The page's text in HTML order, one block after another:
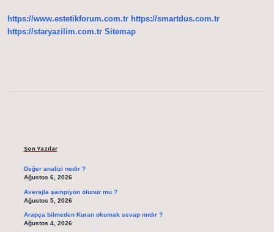
https://www.estetikforum.com.tr https://smartdus.com.tr
https://staryazilim.com.tr Sitemap
Son Yazılar
Değer analizi nedir ?
Ağustos 6, 2026
Averajla şampiyon olunur mu ?
Ağustos 5, 2026
Arapça bilmeden Kuran okumak sevap mıdır ?
Ağustos 4, 2026